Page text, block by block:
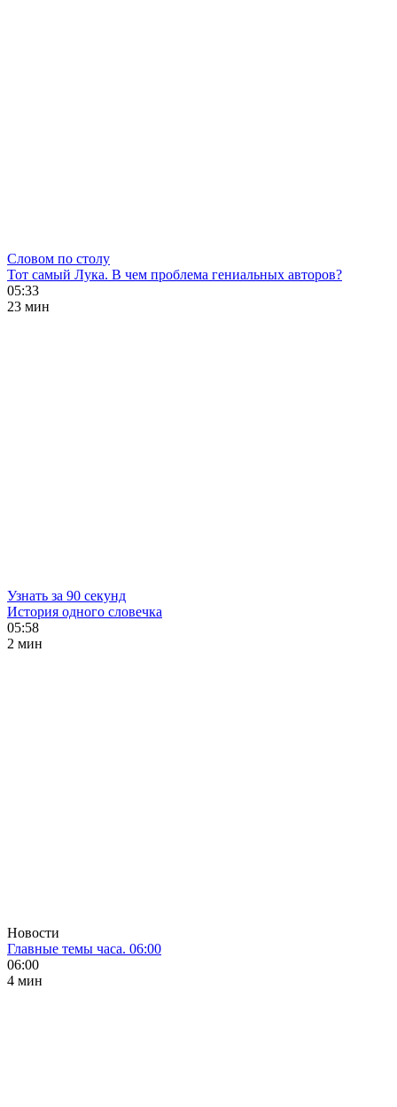
Словом по столу
Тот самый Лука. В чем проблема гениальных авторов?
05:33
23 мин
Узнать за 90 секунд
История одного словечка
05:58
2 мин
Новости
Главные темы часа. 06:00
06:00
4 мин